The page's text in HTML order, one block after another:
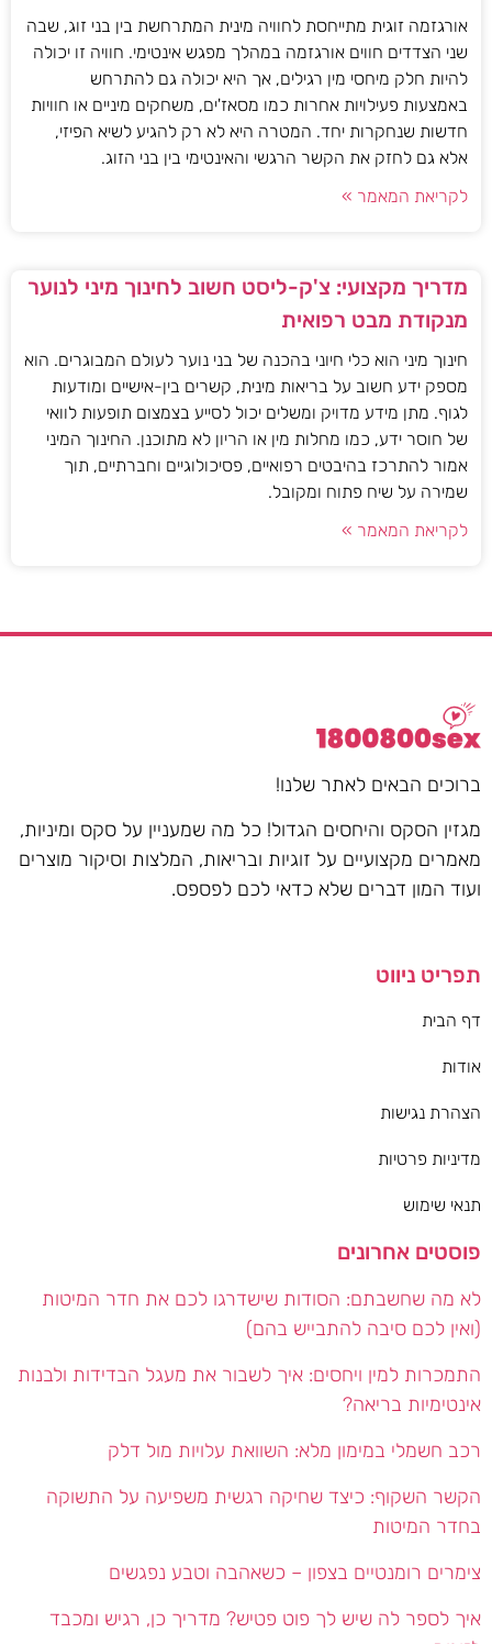
אורגזמה זוגית מתייחסת לחוויה מינית המתרחשת בין בני זוג, שבה
שני הצדדים חווים אורגזמה במהלך מפגש אינטימי. חוויה זו יכולה
להיות חלק מיחסי מין רגילים, אך היא יכולה גם להתרחש
באמצעות פעילויות אחרות כמו מסאז'ים, משחקים מיניים או חוויות
חדשות שנחקרות יחד. המטרה היא לא רק להגיע לשיא הפיזי,
אלא גם לחזק את הקשר הרגשי והאינטימי בין בני הזוג.
לקריאת המאמר »
מדריך מקצועי: צ'ק-ליסט חשוב לחינוך מיני לנוער
מנקודת מבט רפואית
חינוך מיני הוא כלי חיוני בהכנה של בני נוער לעולם המבוגרים. הוא
מספק ידע חשוב על בריאות מינית, קשרים בין-אישיים ומודעות
לגוף. מתן מידע מדויק ומשלים יכול לסייע בצמצום תופעות לוואי
של חוסר ידע, כמו מחלות מין או הריון לא מתוכנן. החינוך המיני
אמור להתרכז בהיבטים רפואיים, פסיכולוגיים וחברתיים, תוך
שמירה על שיח פתוח ומקובל.
לקריאת המאמר »
ברוכים הבאים לאתר שלנו!
מגזין הסקס והיחסים הגדול! כל מה שמעניין על סקס ומיניות,
מאמרים מקצועיים על זוגיות ובריאות, המלצות וסיקור מוצרים
ועוד המון דברים שלא כדאי לכם לפספס.
תפריט ניווט
דף הבית
אודות
הצהרת נגישות
מדיניות פרטיות
תנאי שימוש
פוסטים אחרונים
לא מה שחשבתם: הסודות שישדרגו לכם את חדר המיטות
(ואין לכם סיבה להתבייש בהם)
התמכרות למין ויחסים: איך לשבור את מעגל הבדידות ולבנות
אינטימיות בריאה?
רכב חשמלי במימון מלא: השוואת עלויות מול דלק
הקשר השקוף: כיצד שחיקה רגשית משפיעה על התשוקה
בחדר המיטות
צימרים רומנטיים בצפון – כשאהבה וטבע נפגשים
איך לספר לה שיש לך פוט פטיש? מדריך כן, רגיש ומכבד